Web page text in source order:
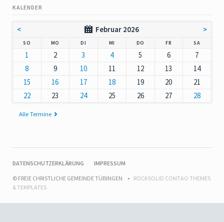
KALENDER
< Februar 2026 >
SO MO DI MI DO NNERSTAG
FR SAMSTAG
1 2 3 4 5 6
7
8
9 10 11 12 13
14
15
16 17 18 19 20
21
22
23 24 25 26 27 28
Alle Termine
NAVIGATION
DATENSCHUTZERKLÄRUNG
IMPRESSUM
© FREIE CHRISTLICHE GEMEINDE TÜBINGEN
ROCKSOLID CONTAO THEMES
& TEMPLATES